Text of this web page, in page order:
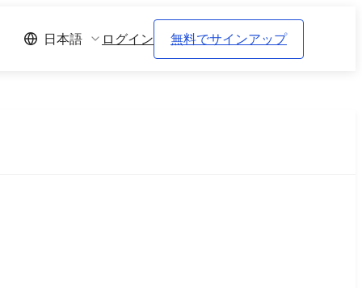
日本語 ログイン 無料でサインアップ